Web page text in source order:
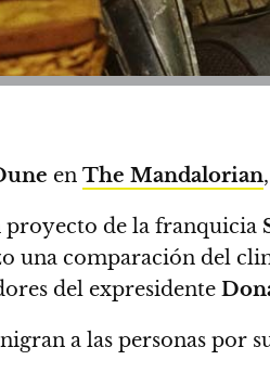
en The Mandalorian
proyecto de la franquicia
una comparación del
del expresidente
a las personas